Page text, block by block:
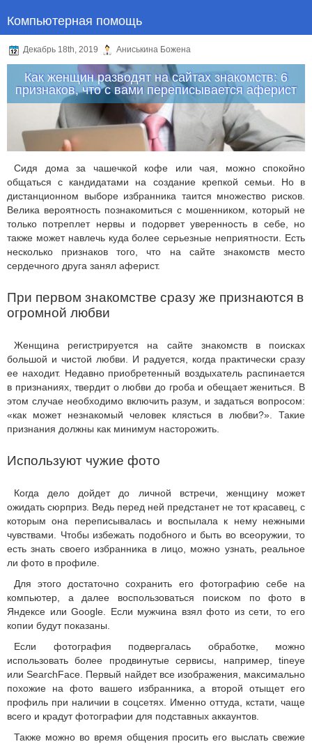
Компьютерная помощь
Декабрь 18th, 2019 Аниськина Божена
Как женщин разводят на сайтах знакомств: 6
признаков, что с вами переписывается аферист
Сидя дома за чашечкой кофе или чая, можно спокойно
общаться с кандидатами на создание крепкой семьи. Но в
дистанционном выборе избранника таится множество рисков.
Велика вероятность познакомиться с мошенником, который не
только потреплет нервы и подорвет уверенность в себе, но
также может навлечь куда более серьезные неприятности. Есть
несколько признаков того, что на сайте знакомств место
сердечного друга занял аферист.
При первом знакомстве сразу же признаются в
огромной любви
Женщина регистрируется на сайте знакомств в поисках
большой и чистой любви. И радуется, когда практически сразу
ее находит. Недавно приобретенный воздыхатель распинается
в признаниях, твердит о любви до гроба и обещает жениться. В
этом случае необходимо включить разум, и задаться вопросом:
«как может незнакомый человек клясться в любви?». Такие
признания должны как минимум насторожить.
Используют чужие фото
Когда дело дойдет до личной встречи, женщину может
ожидать сюрприз. Ведь перед ней предстанет не тот красавец, с
которым она переписывалась и воспылала к нему нежными
чувствами. Чтобы избежать подобного и быть во всеоружии, то
есть знать своего избранника в лицо, можно узнать, реальное
ли фото в профиле.
Для этого достаточно сохранить его фотографию себе на
компьютер, а далее воспользоваться поиском по фото в
Яндексе или Google. Если мужчина взял фото из сети, то его
копии будут показаны.
Если фотография подвергалась обработке, можно
использовать более продвинутые сервисы, например, tineye
или SearchFace. Первый найдет все изображения, максимально
похожие на фото вашего избранника, а второй отыщет его
профиль при наличии в соцсетях. Именно оттуда, кстати, чаще
всего и крадут фотографии для подставных аккаунтов.
Также можно во время общения просить его выслать свежие